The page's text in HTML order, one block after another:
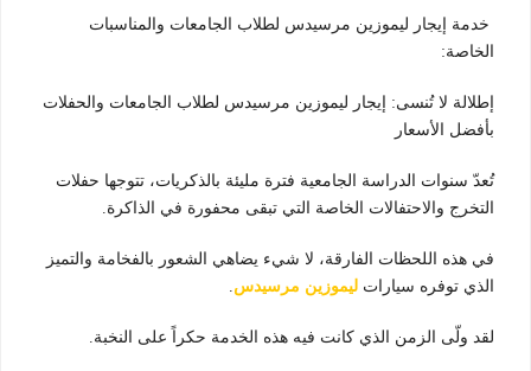
خدمة إيجار ليموزين مرسيدس لطلاب الجامعات والمناسبات
الخاصة:
إطلالة لا تُنسى: إيجار ليموزين مرسيدس لطلاب الجامعات والحفلات
بأفضل الأسعار
تُعدّ سنوات الدراسة الجامعية فترة مليئة بالذكريات، تتوجها حفلات
التخرج والاحتفالات الخاصة التي تبقى محفورة في الذاكرة.
في هذه اللحظات الفارقة، لا شيء يضاهي الشعور بالفخامة والتميز
الذي توفره سيارات ليموزين مرسيدس.
لقد ولّى الزمن الذي كانت فيه هذه الخدمة حكراً على النخبة.